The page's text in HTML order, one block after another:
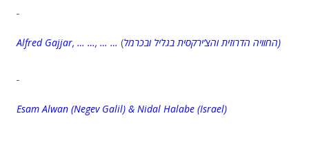
Alfred Gajjar, … …, … … ( החוויה הדרוזית והצ’ירקסית בגליל ובכרמל)
Esam Alwan (Negev Galil) & Nidal Halabe (Israel)